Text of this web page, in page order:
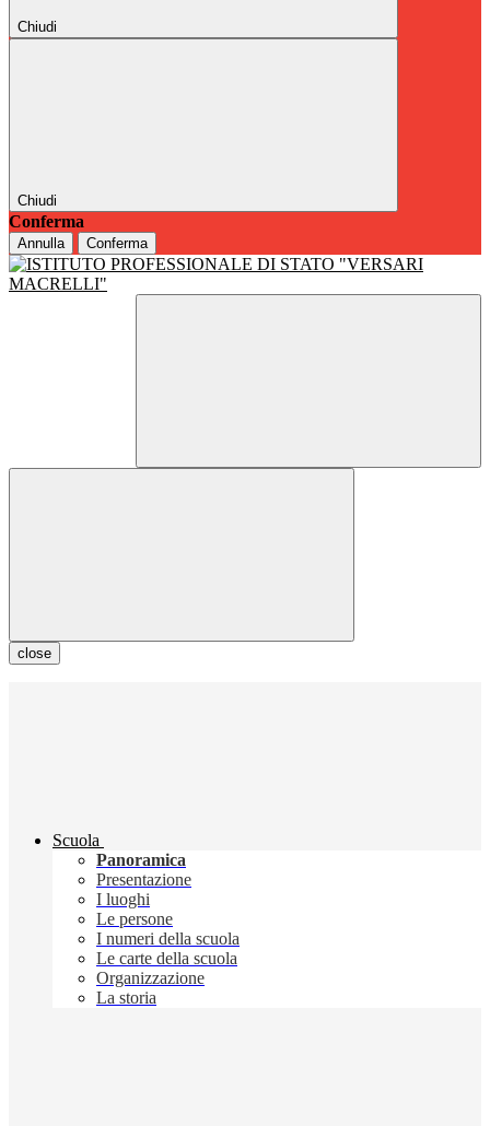
Chiudi
Chiudi
Conferma
Annulla Conferma
close
Scuola
Panoramica
Presentazione
I luoghi
Le persone
I numeri della scuola
Le carte della scuola
Organizzazione
La storia